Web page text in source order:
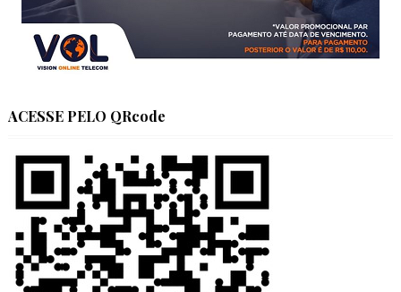
ACESSE PELO QRcode